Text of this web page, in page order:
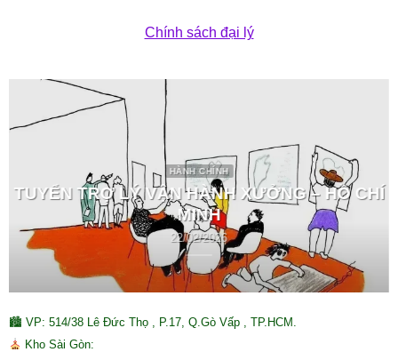
Chính sách đại lý
HÀNH CHÍNH
TUYỂN TRỢ LÝ VẬN HÀNH XƯỞNG – HỒ CHÍ
MINH
22/02/2026
🏙 VP: 514/38 Lê Đức Thọ , P.17, Q.Gò Vấp , TP.HCM.
Kho Sài Gòn: